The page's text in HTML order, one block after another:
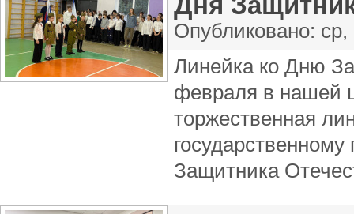
Опубликовано: ср,
Линейка ко Дню
февраля в нашей
торжественная
Защитника